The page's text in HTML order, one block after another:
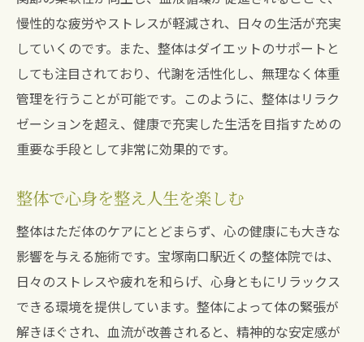
慢性的な疲労やストレスが軽減され、日々の生活が充実
していくのです。また、整体はダイエットのサポートと
しても注目されており、代謝を活性化し、無理なく体重
管理を行うことが可能です。このように、整体はリラク
ゼーションを超え、健康で充実した生活を目指すための
重要な手段として非常に効果的です。
整体で心身を整え人生を楽しむ
整体はただ体のケアにとどまらず、心の健康にも大きな
影響を与える施術です。宝塚南口駅近くの整体院では、
日々のストレスや疲れを和らげ、心身ともにリラックス
できる環境を提供しています。整体によって体の緊張が
解きほぐされ、血流が改善されると、精神的な安定感が